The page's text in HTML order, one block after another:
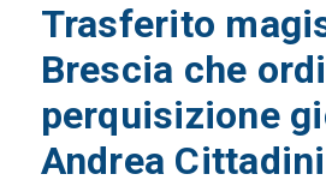
Trasferito
Brescia che
perquisizione
Andrea Cittadini